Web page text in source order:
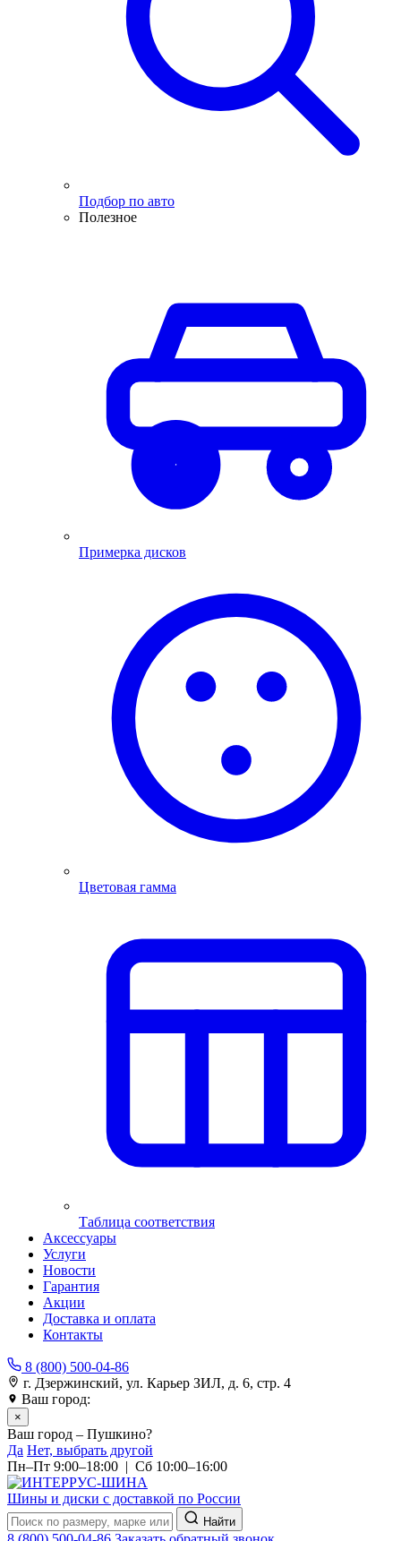
Подбор по авто
Полезное
Примерка дисков
Цветовая гамма
Таблица соответствия
Аксессуары
Услуги
Новости
Гарантия
Акции
Доставка и оплата
Контакты
8 (800) 500-04-86
г. Дзержинский, ул. Карьер ЗИЛ, д. 6, стр. 4
Ваш город:
×
Ваш город – Пушкино?
Да Нет, выбрать другой
Пн–Пт 9:00–18:00 | Сб 10:00–16:00
Шины и диски с доставкой по России
Найти